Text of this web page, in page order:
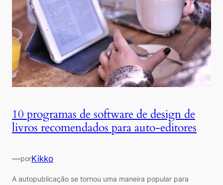
10 programas de software de design de
livros recomendados para auto-editores
—porKikko
A autopublicação se tornou uma maneira popular para